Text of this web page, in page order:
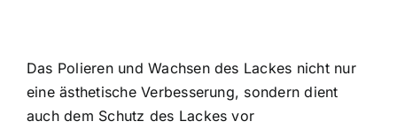
Das Polieren und Wachsen des Lackes nicht nur
eine ästhetische Verbesserung, sondern dient
auch dem Schutz des Lackes vor